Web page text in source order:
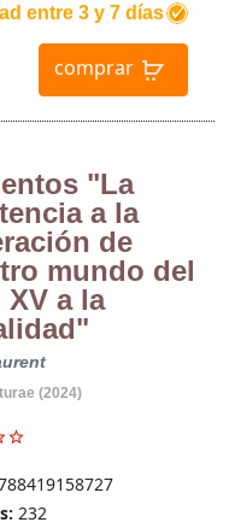
entre 3 y 7 días
comprar
"La
a la
de
mundo del
a la
(2024)
232